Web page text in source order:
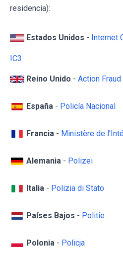
residencia):
Estados Unidos - Internet
IC3
Reino Unido - Action Fraud
España - Policía Nacional
Francia - Ministère de
Alemania - Polizei
Italia - Polizia di Stato
Países Bajos - Politie
Polonia - Policja